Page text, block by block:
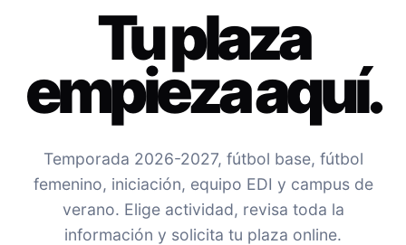
Tu plaza
empieza aquí.
Temporada 2026-2027, fútbol base, fútbol
femenino, iniciación, equipo EDI y campus de
verano. Elige actividad, revisa toda la
información y solicita tu plaza online.